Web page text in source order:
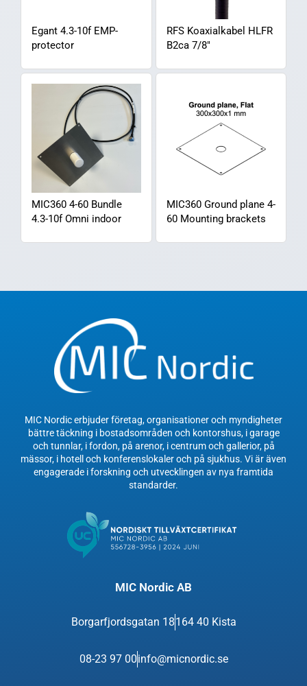
Egant 4.3-10f EMP-
protector
RFS Koaxialkabel HLFR
B2ca 7/8″
MIC360 4-60 Bundle
4.3-10f Omni indoor
MIC360 Ground plane 4-
60 Mounting brackets
MIC Nordic erbjuder företag, organisationer och myndigheter
bättre täckning i bostadsområden och kontorshus, i garage
och tunnlar, i fordon, på arenor, i centrum och gallerior, på
mässor, i hotell och konferenslokaler och på sjukhus. Vi är även
engagerade i forskning och utvecklingen av nya framtida
standarder.
MIC Nordic AB
Borgarfjordsgatan 18164 40 Kista
08-23 97 00info@micnordic.se